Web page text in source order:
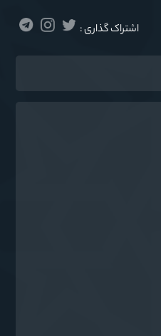
اشتراک گذاری :